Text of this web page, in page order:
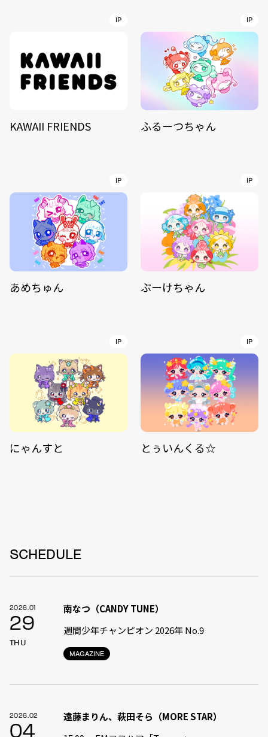
IP
KAWAII FRIENDS
IP
ふるーつちゃん
IP
あめちゅん
IP
ぶーけちゃん
IP
にゃんすと
IP
とぅいんくる☆
SCHEDULE
2026.01
29
THU
MAGAZINE
南なつ（CANDY TUNE）
週間少年チャンピオン 2026年 No.9
2026.02
04
遠藤まりん、萩田そら（MORE STAR）